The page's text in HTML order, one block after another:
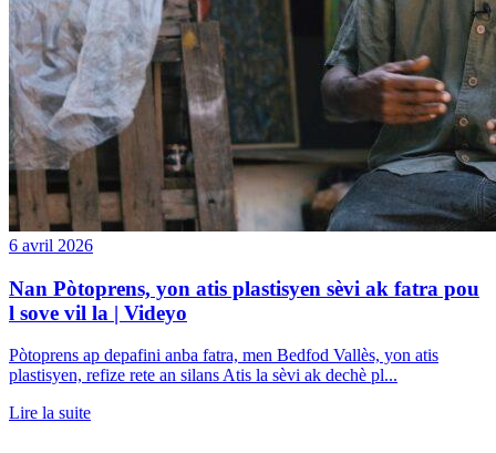
6 avril 2026
Nan Pòtoprens, yon atis plastisyen sèvi ak fatra pou
l sove vil la | Videyo
Pòtoprens ap depafini anba fatra, men Bedfod Vallès, yon atis
plastisyen, refize rete an silans Atis la sèvi ak dechè pl...
Lire la suite